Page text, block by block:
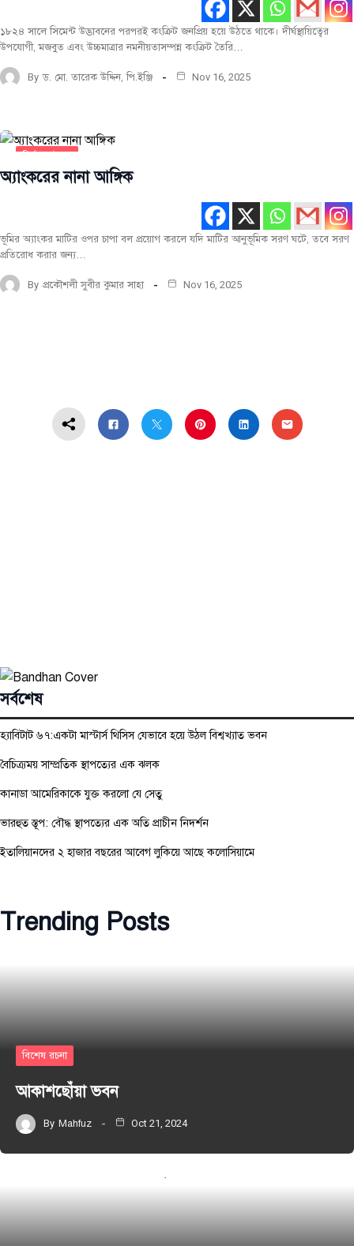
১৮২৪ সালে সিমেন্ট উদ্ভাবনের পরপরই কংক্রিট জনপ্রিয় হয়ে উঠতে থাকে। দীর্ঘস্থায়িত্বের
উপযোগী, মজবুত এবং উচ্চমাত্রার নমনীয়তাসম্পন্ন কংক্রিট তৈরি…
By ড. মো. তারেক উদ্দিন, পি.ইঞ্জি Nov 16, 2025
অ্যাংকরের নানা আঙ্গিক
ভূমির অ্যাংকর মাটির ওপর চাপা বল প্রয়োগ করলে যদি মাটির আনুভূমিক সরণ ঘটে, তবে সরণ
প্রতিরোধ করার জন্য…
By প্রকৌশলী সুবীর কুমার সাহা Nov 16, 2025
সর্বশেষ
হ্যাবিটাট ৬৭:একটা মাস্টার্স থিসিস যেভাবে হয়ে উঠল বিশ্বখ্যাত ভবন
বৈচিত্র্যময় সাম্প্রতিক স্থাপত্যের এক ঝলক
কানাডা আমেরিকাকে যুক্ত করলো যে সেতু
ভারহুত স্তূপ: বৌদ্ধ স্থাপত্যের এক অতি প্রাচীন নিদর্শন
ইতালিয়ানদের ২ হাজার বছরের আবেগ লুকিয়ে আছে কলোসিয়ামে
Trending Posts
বিশেষ রচনা
আকাশছোঁয়া ভবন
By Mahfuz Oct 21, 2024